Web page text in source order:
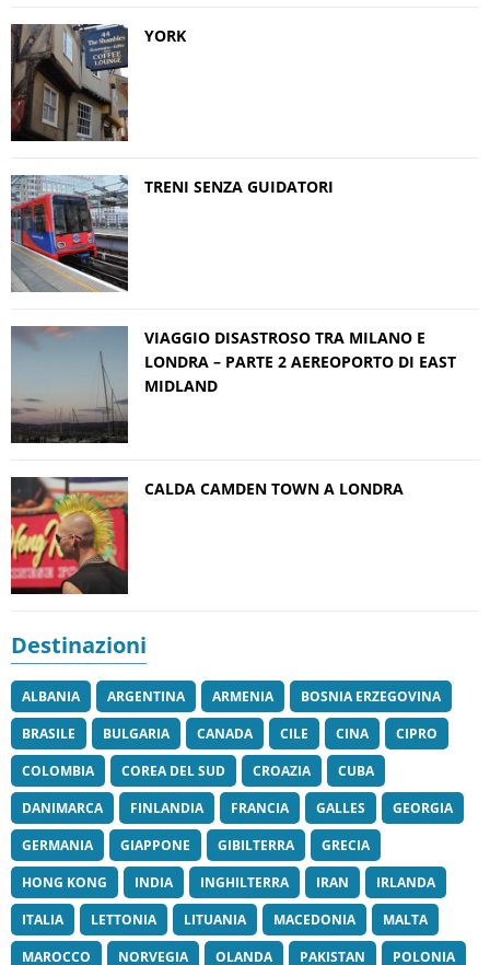
YORK
TRENI SENZA GUIDATORI
VIAGGIO DISASTROSO TRA MILANO E
LONDRA – PARTE 2 AEREOPORTO DI EAST
MIDLAND
CALDA CAMDEN TOWN A LONDRA
Destinazioni
ALBANIA ARGENTINA ARMENIA
BOSNIA ERZEGOVINA
BRASILE
BULGARIA CANADA CILE CINA
CIPRO
COLOMBIA
COREA DEL SUD CROAZIA
CUBA
DANIMARCA
FINLANDIA FRANCIA GALLES
GEORGIA
GERMANIA
GIAPPONE GIBILTERRA
GRECIA
HONG KONG
INDIA INGHILTERRA IRAN
IRLANDA
ITALIA
LETTONIA LITUANIA MACEDONIA
MALTA
MAROCCO
NORVEGIA OLANDA PAKISTAN POLONIA